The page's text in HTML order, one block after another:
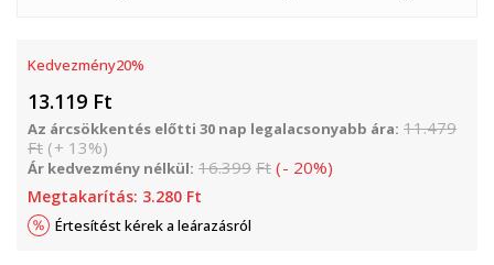
Kedvezmény20%
13.119 Ft
Az árcsökkentés előtti 30 nap legalacsonyabb ára: 11.479
Ft (+ 13%)
Ár kedvezmény nélkül: 16.399 Ft (- 20%)
Megtakarítás: 3.280 Ft
Értesítést kérek a leárazásról